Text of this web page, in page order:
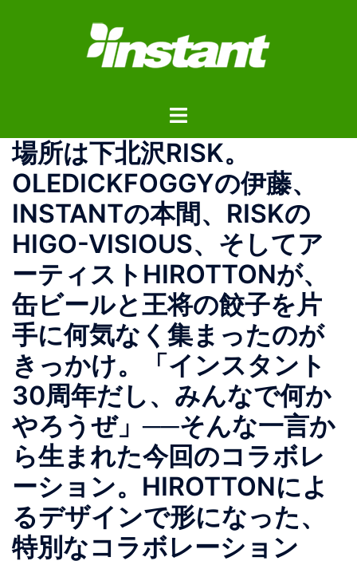
ス
キ
ト
ル
メ
ニ
ュ
ー
場所は下北沢RISK。
OLEDICKFOGGYの伊藤、
INSTANTの本間、RISKの
HIGO-VISIOUS、そしてア
ーティストHIROTTONが、
缶ビールと王将の餃子を片
手に何気なく集まったのが
きっかけ。「インスタント
30周年だし、みんなで何か
やろうぜ」──そんな一言か
ら生まれた今回のコラボレ
ーション。HIROTTONによ
るデザインで形になった、
特別なコラボレーション